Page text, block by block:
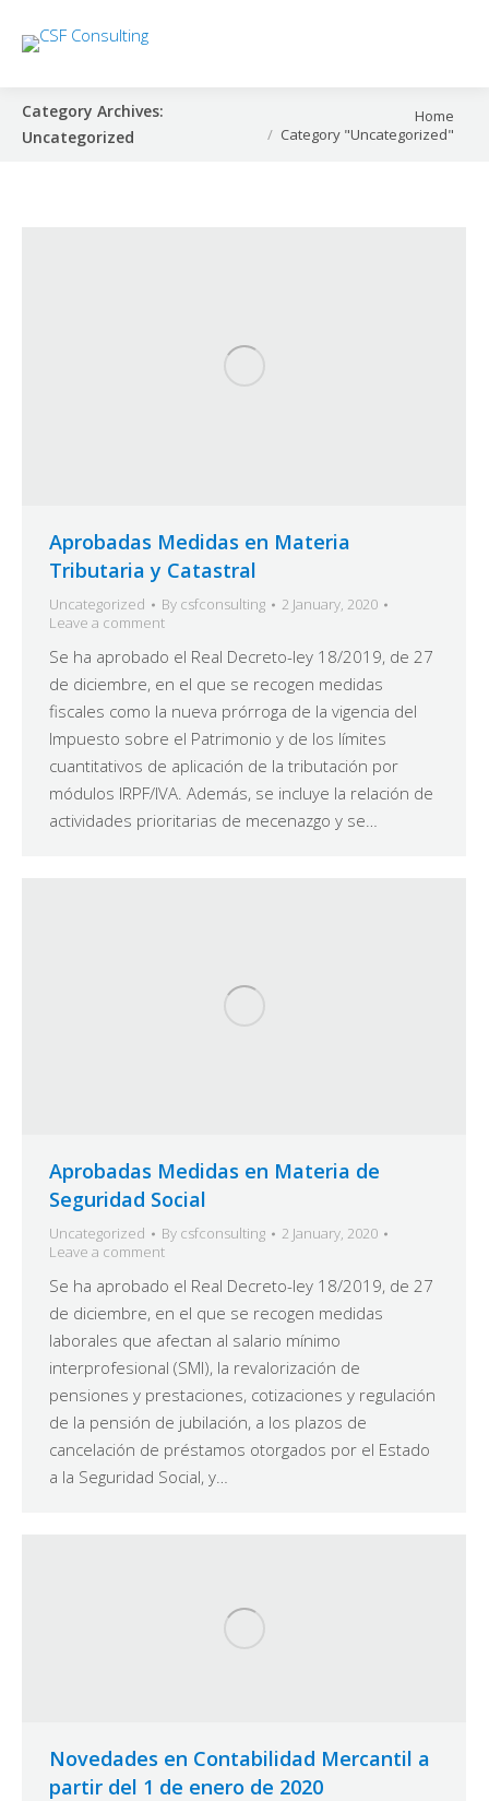
Category Archives:
Uncategorized
Home
Category "Uncategorized"
Aprobadas Medidas en Materia
Tributaria y Catastral
Uncategorized By csfconsulting
2 January, 2020
Leave a comment
Se ha aprobado el Real Decreto-ley 18/2019, de 27
de diciembre, en el que se recogen medidas
fiscales como la nueva prórroga de la vigencia del
Impuesto sobre el Patrimonio y de los límites
cuantitativos de aplicación de la tributación por
módulos IRPF/IVA. Además, se incluye la relación de
actividades prioritarias de mecenazgo y se…
Aprobadas Medidas en Materia de
Seguridad Social
Uncategorized By csfconsulting
2 January, 2020
Leave a comment
Se ha aprobado el Real Decreto-ley 18/2019, de 27
de diciembre, en el que se recogen medidas
laborales que afectan al salario mínimo
interprofesional (SMI), la revalorización de
pensiones y prestaciones, cotizaciones y regulación
de la pensión de jubilación, a los plazos de
cancelación de préstamos otorgados por el Estado
a la Seguridad Social, y…
Novedades en Contabilidad Mercantil a
partir del 1 de enero de 2020